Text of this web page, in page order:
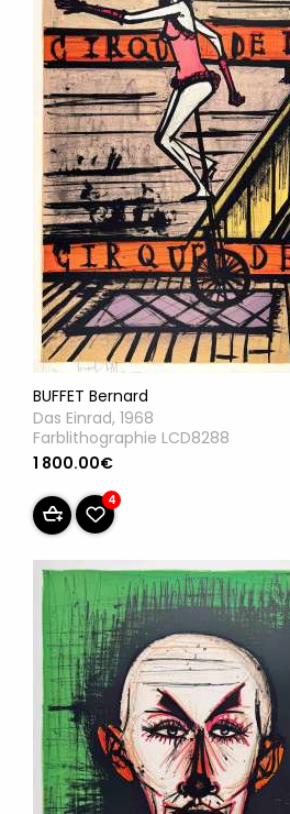
BUFFET Bernard
Das Einrad, 1968
Farblithographie LCD8288
1 800.00€
4